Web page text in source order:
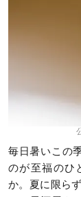
毎日暑いこの
のが至福のひ
か。夏に限ら